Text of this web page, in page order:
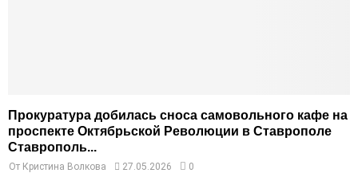
Прокуратура добилась сноса самовольного кафе на
проспекте Октябрьской Революции в Ставрополе
Ставрополь...
От Кристина Волкова 27.05.2026 0